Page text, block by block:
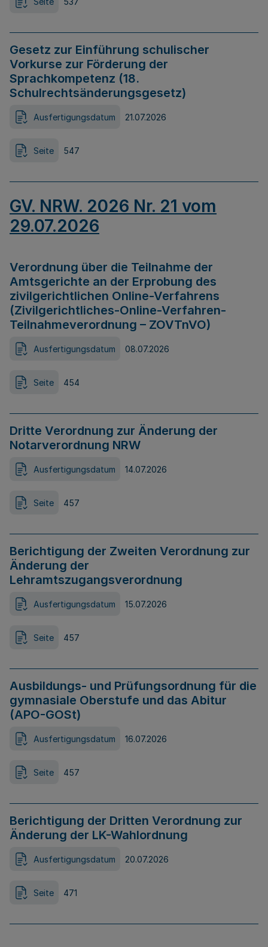
Gesetz zur Einführung schulischer
Vorkurse zur Förderung der
Sprachkompetenz (18.
Schulrechtsänderungsgesetz)
Ausfertigungsdatum 21.07.2026
Seite 547
GV. NRW. 2026 Nr. 21 vom
29.07.2026
Verordnung über die Teilnahme der
Amtsgerichte an der Erprobung des
zivilgerichtlichen Online-Verfahrens
(Zivilgerichtliches-Online-Verfahren-
Teilnahmeverordnung – ZOVTnVO)
Ausfertigungsdatum 08.07.2026
Seite 454
Dritte Verordnung zur Änderung der
Notarverordnung NRW
Ausfertigungsdatum 14.07.2026
Seite 457
Berichtigung der Zweiten Verordnung zur
Änderung der
Lehramtszugangsverordnung
Ausfertigungsdatum 15.07.2026
Seite 457
Ausbildungs- und Prüfungsordnung für die
gymnasiale Oberstufe und das Abitur
(APO-GOSt)
Ausfertigungsdatum 16.07.2026
Seite 457
Berichtigung der Dritten Verordnung zur
Änderung der LK-Wahlordnung
Ausfertigungsdatum 20.07.2026
Seite 471